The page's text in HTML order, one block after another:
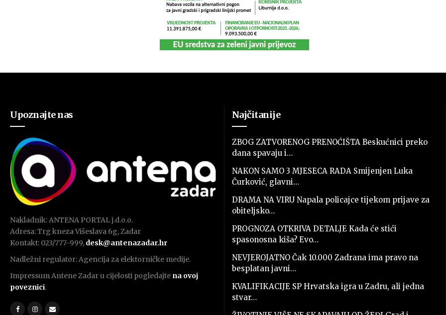
Upoznajte nas
Nakladnik: ANTENA PORTAL j.d.o.o.
Adresa: Trg kneza Višeslava 6g, Zadar
Kontakt: 023/777-999, desk@antenazadar.hr
Nadležni regulator: Agencija za elektorničke medije.
Impressum Antene Zadar u cijelosti pogledajte na ovoj
poveznici.
Najčitanije
ZBOG ZATVORENOG PRENOĆIŠTA Beskućnici preko
dana spavaju i…
NAKON SAMO 3 MJESECA RADA Smijenjen Luka
Čurković, glavni…
DRAMA NA VIRU Napala policajce tijekom prijave za
obiteljsko…
PROGNOZA OTKRIVA DETALJE Kada će stići
spasonosna kiša? Evo…
NEVJEROJATNO Čak 10.000 Zadrana ima pravo na
besplatan javni…
KVALIFIKACIJE SP Hrvatska igra u Zadru, ali jedna
stvar…